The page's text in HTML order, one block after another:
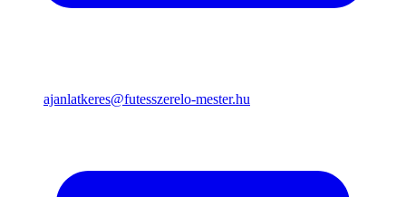
ajanlatkeres@futesszerelo-mester.hu